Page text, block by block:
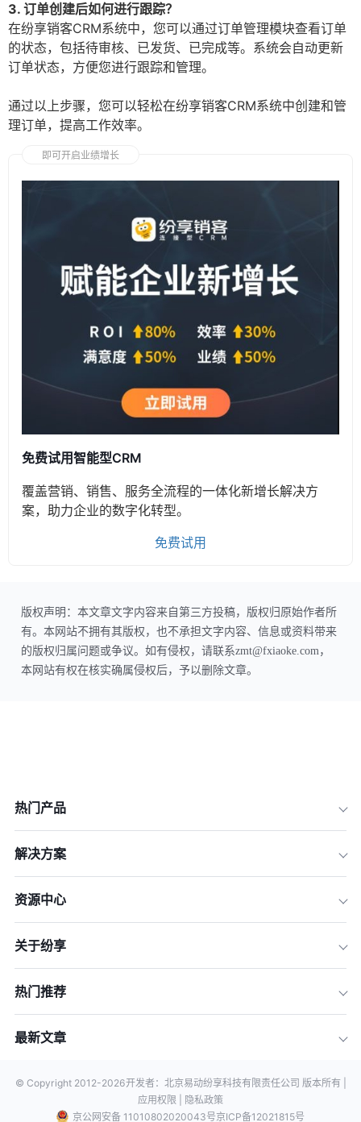
3. 订单创建后如何进行跟踪？
在纷享销客CRM系统中，您可以通过订单管理模块查看订单
的状态，包括待审核、已发货、已完成等。系统会自动更新
订单状态，方便您进行跟踪和管理。
通过以上步骤，您可以轻松在纷享销客CRM系统中创建和管
理订单，提高工作效率。
即可开启业绩增长
免费试用智能型CRM
覆盖营销、销售、服务全流程的一体化新增长解决方
案，助力企业的数字化转型。
免费试用
版权声明：本文章文字内容来自第三方投稿，版权归原始作者所
有。本网站不拥有其版权，也不承担文字内容、信息或资料带来
的版权归属问题或争议。如有侵权，请联系zmt@fxiaoke.com，
本网站有权在核实确属侵权后，予以删除文章。
热门产品
解决方案
资源中心
关于纷享
热门推荐
最新文章
© Copyright 2012-2026开发者：北京易动纷享科技有限责任公司 版本所有 |
应用权限 |
隐私政策
京公网安备 11010802020043号京ICP备12021815号